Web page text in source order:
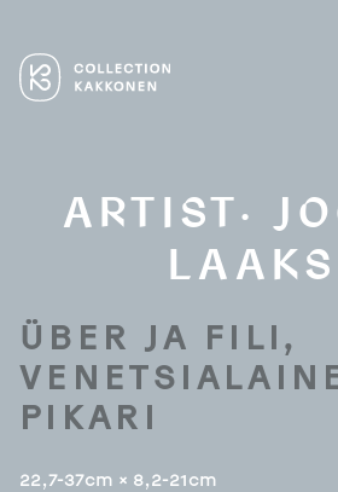
content
COLLECTION KAKKONEN
Lasin ja keramiikan
ARTIST:
ÜBER JA FILI,
PIKARI
22,7-37cm × 8,2-21cm